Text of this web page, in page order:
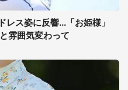
ス姿に反響...「お姫様」
雰囲気変わって